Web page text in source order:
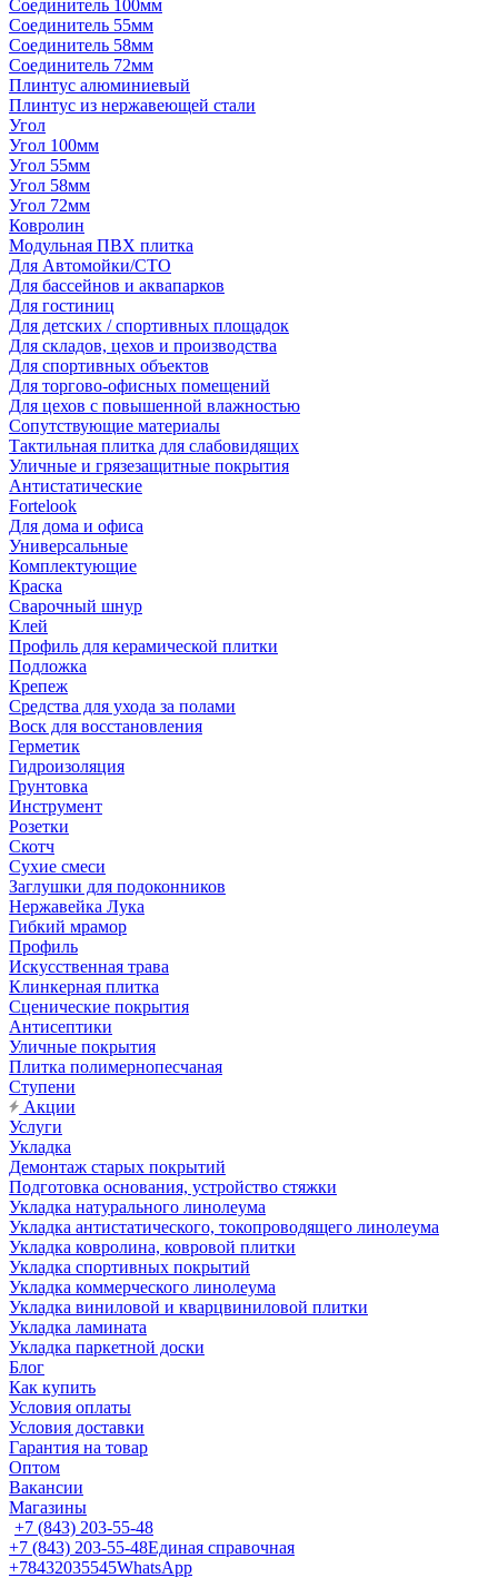
Соединитель 100мм
Соединитель 55мм
Соединитель 58мм
Соединитель 72мм
Плинтус алюминиевый
Плинтус из нержавеющей стали
Угол
Угол 100мм
Угол 55мм
Угол 58мм
Угол 72мм
Ковролин
Модульная ПВХ плитка
Для Автомойки/СТО
Для бассейнов и аквапарков
Для гостиниц
Для детских / спортивных площадок
Для складов, цехов и производства
Для спортивных объектов
Для торгово-офисных помещений
Для цехов с повышенной влажностью
Сопутствующие материалы
Тактильная плитка для слабовидящих
Уличные и грязезащитные покрытия
Антистатические
Fortelook
Для дома и офиса
Универсальные
Комплектующие
Краска
Сварочный шнур
Клей
Профиль для керамической плитки
Подложка
Крепеж
Средства для ухода за полами
Воск для восстановления
Герметик
Гидроизоляция
Грунтовка
Инструмент
Розетки
Скотч
Сухие смеси
Заглушки для подоконников
Нержавейка Лука
Гибкий мрамор
Профиль
Искусственная трава
Клинкерная плитка
Сценические покрытия
Антисептики
Уличные покрытия
Плитка полимернопесчаная
Ступени
Акции
Услуги
Укладка
Демонтаж старых покрытий
Подготовка основания, устройство стяжки
Укладка натурального линолеума
Укладка антистатического, токопроводящего линолеума
Укладка ковролина, ковровой плитки
Укладка спортивных покрытий
Укладка коммерческого линолеума
Укладка виниловой и кварцвиниловой плитки
Укладка ламината
Укладка паркетной доски
Блог
Как купить
Условия оплаты
Условия доставки
Гарантия на товар
Оптом
Вакансии
Магазины
+7 (843) 203-55-48
+7 (843) 203-55-48Единая справочная
+78432035545WhatsApp